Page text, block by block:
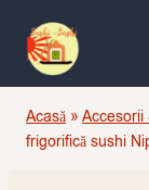
content
Acasă » Accesorii
frigorifică sushi